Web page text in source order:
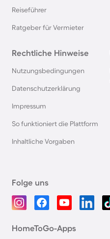
Reiseführer
Ratgeber für Vermieter
Rechtliche Hinweise
Nutzungsbedingungen
Datenschutzerklärung
Impressum
So funktioniert die Plattform
Inhaltliche Vorgaben
Folge uns
HomeToGo-Apps